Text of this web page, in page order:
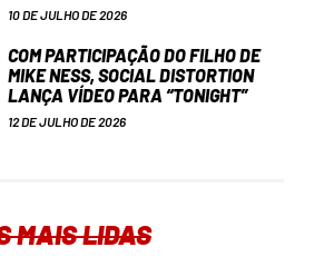
10 DE JULHO DE 2026
COM PARTICIPAÇÃO DO FILHO DE
MIKE NESS, SOCIAL DISTORTION
LANÇA VÍDEO PARA “TONIGHT”
12 DE JULHO DE 2026
MAIS LIDAS